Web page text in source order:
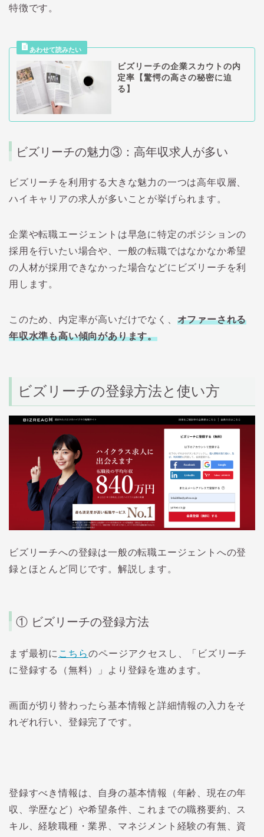
特徴です。
ビズリーチの企業スカウトの内
定率【驚愕の高さの秘密に迫
る】
ビズリーチの魅力③：高年収求人が多い
ビズリーチを利用する大きな魅力の一つは高年収層、
ハイキャリアの求人が多いことが挙げられます。
企業や転職エージェントは早急に特定のポジションの
採用を行いたい場合や、一般の転職ではなかなか希望
の人材が採用できなかった場合などにビズリーチを利
用します。
このため、内定率が高いだけでなく、 オファーされる
年収水準も高い傾向があります。
ビズリーチの登録方法と使い方
ビズリーチへの登録は一般の転職エージェントへの登
録とほとんど同じです。解説します。
① ビズリーチの登録方法
まず最初に こちら のページアクセスし、「ビズリーチ
に登録する（無料）」より登録を進めます。
画面が切り替わったら基本情報と詳細情報の入力をそ
れぞれ行い、登録完了です。
登録すべき情報は、自身の基本情報（年齢、現在の年
収、学歴など）や希望条件、これまでの職務要約、ス
キル、経験職種・業界、マネジメント経験の有無、資